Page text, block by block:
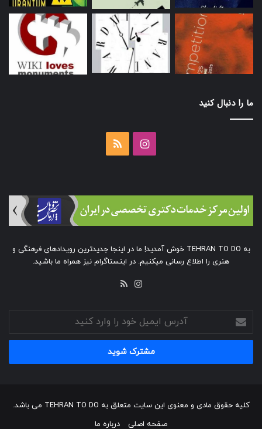
ما را دنبال کنید
اینستاگرام
به TEHRAN TO DO خوش آمدید! ما در اینجا جدیدترین رویدادهای فرهنگی و
هنری را اطلاع رسانی میکنیم. در اینستاگرام نیز همراه ما باشید.
اینستاگرام
آدرس
ایمیل
خود
وارد
کلیه حقوق مادی و معنوی این سایت متعلق به TEHRAN TO DO می باشد.
صفحه اصلی
درباره ما